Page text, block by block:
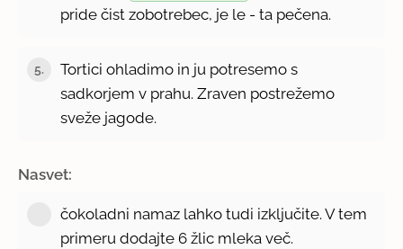
pride čist zobotrebec, je le - ta pečena.
5.
Tortici ohladimo in ju potresemo s
sadkorjem v prahu. Zraven postrežemo
sveže jagode.
Nasvet:
čokoladni namaz lahko tudi izključite. V tem
primeru dodajte 6 žlic mleka več.